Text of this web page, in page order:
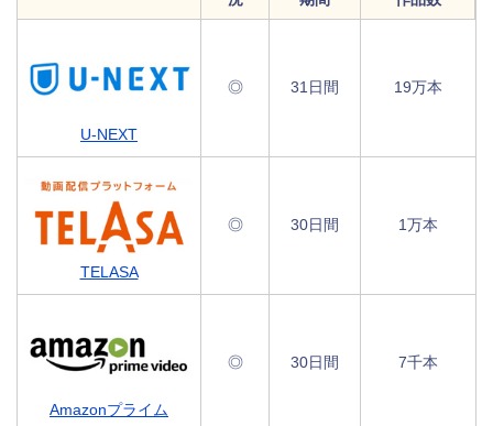
U-NEXT
◎ 31日間 19万本
TELASA
◎ 30日間 1万本
Amazonプライム
◎ 30日間 7千本